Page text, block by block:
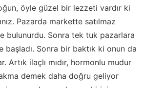
öyle güzel bir lezzeti vardır ki
Pazarda markette satılmaz
bulunurdu. Sonra tek tuk pazarlara
başladı. Sonra bir baktık ki onun da
Artık ilaçlı mıdır, hormonlu mudur
demek daha doğru geliyor